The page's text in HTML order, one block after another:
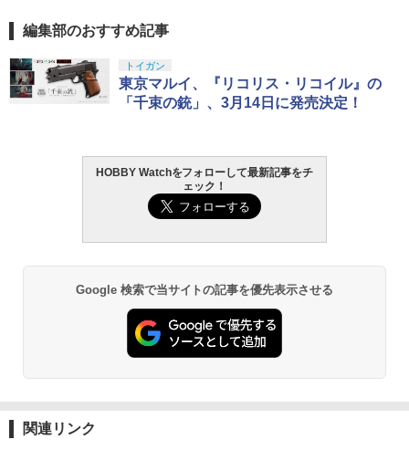
編集部のおすすめ記事
トイガン
東京マルイ、『リコリス・リコイル』の
「千束の銃」、3月14日に発売決定！
HOBBY Watchをフォローして最新記事をチ
ェック！
Google 検索で当サイトの記事を優先表示させる
関連リンク